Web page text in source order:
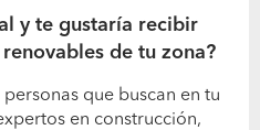
y te gustaría recibir
de tu zona?
que buscan en tu
en construcción,